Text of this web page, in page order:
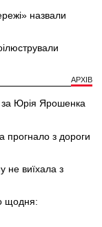
назвали
АРХІВ
за Юрія Ярошенка
прогнало з дороги
не виїхала з
щодня: